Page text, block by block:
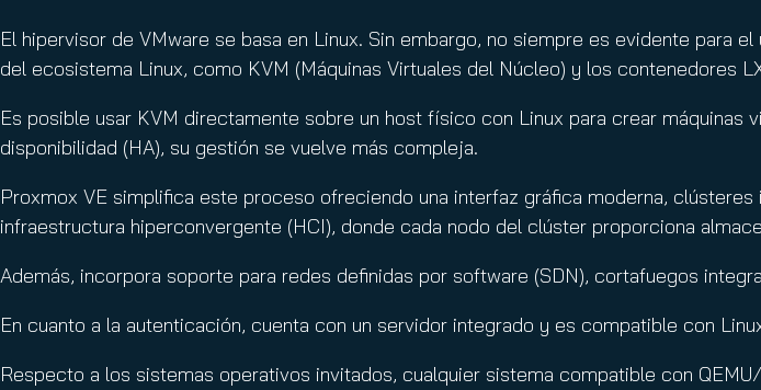
El hipervisor de VMware se basa en Linux. Sin embargo, no siempre es evidente para
del ecosistema Linux, como KVM (Máquinas Virtuales del Núcleo) y los contenedores
Es posible usar KVM directamente sobre un host físico con Linux para crear
disponibilidad (HA), su gestión se vuelve más compleja.
Proxmox VE simplifica este proceso ofreciendo una interfaz gráfica moderna,
infraestructura hiperconvergente (HCI), donde cada nodo del clúster proporciona
Además, incorpora soporte para redes definidas por software (SDN), cortafuegos
En cuanto a la autenticación, cuenta con un servidor integrado y es compatible con
Respecto a los sistemas operativos invitados, cualquier sistema compatible con